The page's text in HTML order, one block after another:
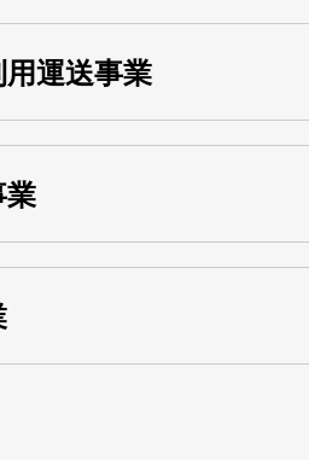
番号：
13000155805
運送事業
業